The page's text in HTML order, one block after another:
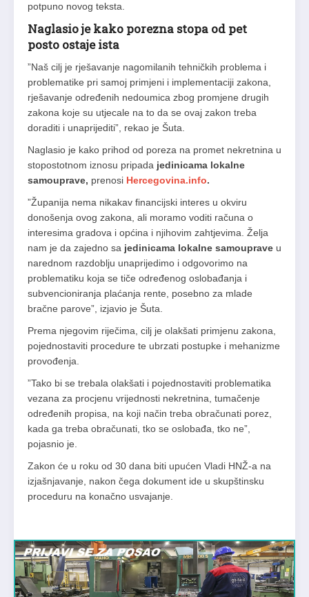
potpuno novog teksta.
Naglasio je kako porezna stopa od pet
posto ostaje ista
”Naš cilj je rješavanje nagomilanih tehničkih problema i
problematike pri samoj primjeni i implementaciji zakona,
rješavanje određenih nedoumica zbog promjene drugih
zakona koje su utjecale na to da se ovaj zakon treba
doraditi i unaprijediti”, rekao je Šuta.
Naglasio je kako prihod od poreza na promet nekretnina u
stopostotnom iznosu pripada jedinicama lokalne
samouprave, prenosi Hercegovina.info.
”Županija nema nikakav financijski interes u okviru
donošenja ovog zakona, ali moramo voditi računa o
interesima gradova i općina i njihovim zahtjevima. Želja
nam je da zajedno sa jedinicama lokalne samouprave u
narednom razdoblju unaprijedimo i odgovorimo na
problematiku koja se tiče određenog oslobađanja i
subvencioniranja plaćanja rente, posebno za mlade
bračne parove”, izjavio je Šuta.
Prema njegovim riječima, cilj je olakšati primjenu zakona,
pojednostaviti procedure te ubrzati postupke i mehanizme
provođenja.
”Tako bi se trebala olakšati i pojednostaviti problematika
vezana za procjenu vrijednosti nekretnina, tumačenje
određenih propisa, na koji način treba obračunati porez,
kada ga treba obračunati, tko se oslobađa, tko ne”,
pojasnio je.
Zakon će u roku od 30 dana biti upućen Vladi HNŽ-a na
izjašnjavanje, nakon čega dokument ide u skupštinsku
proceduru na konačno usvajanje.